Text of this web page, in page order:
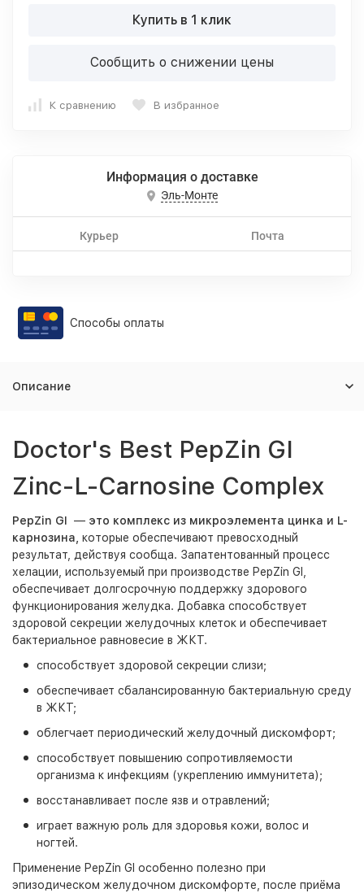
Купить в 1 клик
Сообщить о снижении цены
К сравнению В избранное
Информация о доставке
Эль-Монте
Курьер Почта
Способы оплаты
Описание
Doctor's Best PepZin GI
Zinc-L-Carnosine Complex
PepZin GI — это комплекс из микроэлемента цинка и L-
карнозина, которые обеспечивают превосходный
результат, действуя сообща. Запатентованный процесс
хелации, используемый при производстве PepZin GI,
обеспечивает долгосрочную поддержку здорового
функционирования желудка. Добавка способствует
здоровой секреции желудочных клеток и обеспечивает
бактериальное равновесие в ЖКТ.
способствует здоровой секреции слизи;
обеспечивает сбалансированную бактериальную среду
в ЖКТ;
облегчает периодический желудочный дискомфорт;
способствует повышению сопротивляемости
организма к инфекциям (укреплению иммунитета);
восстанавливает после язв и отравлений;
играет важную роль для здоровья кожи, волос и
ногтей.
Применение PepZin GI особенно полезно при
эпизодическом желудочном дискомфорте, после приёма